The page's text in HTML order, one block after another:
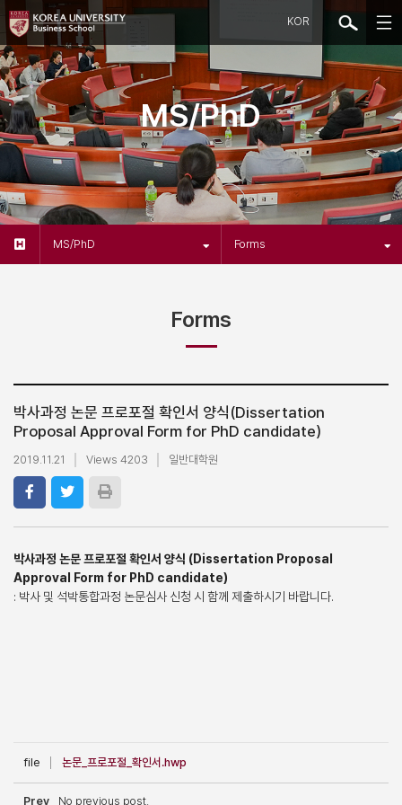
KOR
MS/PhD
MS/PhD Forms
Forms
박사과정 논문 프로포절 확인서 양식(Dissertation
Proposal Approval Form for PhD candidate)
2019.11.21 Views 4203 일반대학원
박사과정 논문 프로포절 확인서 양식 (Dissertation Proposal
Approval Form for PhD candidate)
: 박사 및 석박통합과정 논문심사 신청 시 함께 제출하시기 바랍니다.
file 논문_프로포절_확인서.hwp
Prev No previous post.